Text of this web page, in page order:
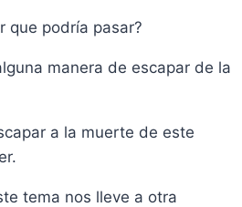
que podría pasar?
manera de escapar de la
a la muerte de este
tema nos lleve a otra